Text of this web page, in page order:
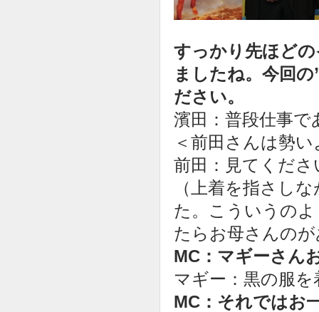
すっかり先ほど
ましたね。今回
ださい。
濱田：普段仕事
＜前田さんは勢
前田：見てくだ
（上着を指さし
た。こういうの
たらお母さんの
MC：マギーさん
マギー：黒の服
MC：それではお